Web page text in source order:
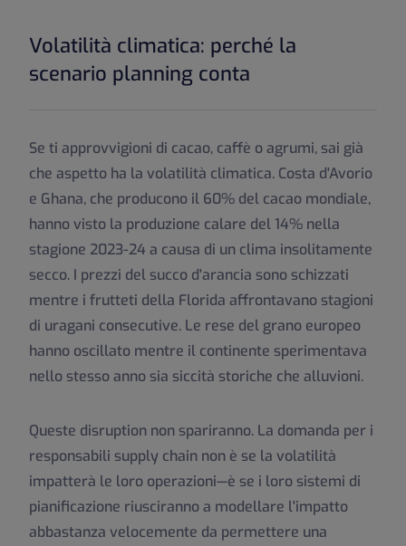
Volatilità climatica: perché la
scenario planning conta
Se ti approvvigioni di cacao, caffè o agrumi, sai già
che aspetto ha la volatilità climatica. Costa d'Avorio
e Ghana, che producono il 60% del cacao mondiale,
hanno visto la produzione calare del 14% nella
stagione 2023-24 a causa di un clima insolitamente
secco. I prezzi del succo d'arancia sono schizzati
mentre i frutteti della Florida affrontavano stagioni
di uragani consecutive. Le rese del grano europeo
hanno oscillato mentre il continente sperimentava
nello stesso anno sia siccità storiche che alluvioni.
Queste disruption non spariranno. La domanda per i
responsabili supply chain non è se la volatilità
impatterà le loro operazioni—è se i loro sistemi di
pianificazione riusciranno a modellare l'impatto
abbastanza velocemente da permettere una